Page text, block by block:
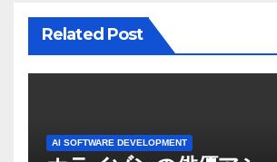
Related Post
AI SOFTWARE DEVELOPMENT